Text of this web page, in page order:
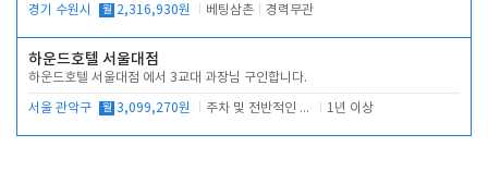
경기 수원시 월 2,316,930원 베팅삼촌 경력무관
하운드호텔 서울대점
하운드호텔 서울대점 에서 3교대 과장님 구인합니다.
서울 관악구 월 3,099,270원 주차 및 전반적인 당번업무 1년 이상